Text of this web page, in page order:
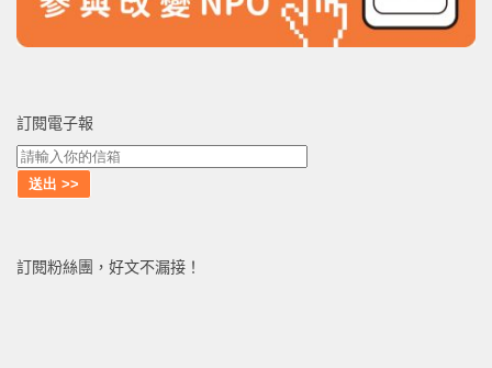
訂閱電子報
訂閱粉絲團，好文不漏接！